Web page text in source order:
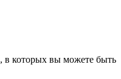
которых вы можете быть